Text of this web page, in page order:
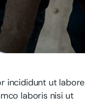
incididunt ut labore
laboris nisi ut